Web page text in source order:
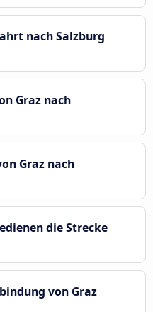
nach Salzburg
Graz nach
Graz nach
die Strecke
von Graz